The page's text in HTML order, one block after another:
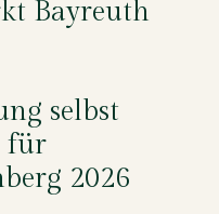
Bayreuth
selbst
für
2026